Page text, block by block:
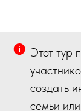
Этот тур
создать
семьи